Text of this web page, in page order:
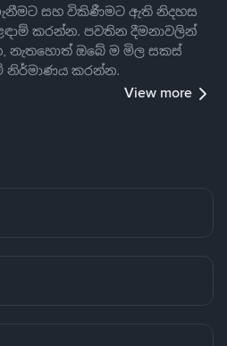
සහ විකිණීමට ඇති නිදහස
කරන්න. පවතින දීමනාවලින්
ඔබේ ම මිල සකස්
නිර්මාණය කරන්න.
View more